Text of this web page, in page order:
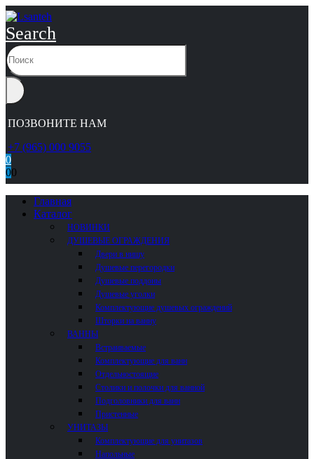
Search
ПОЗВОНИТЕ НАМ
+7 (965) 000 9055
0
00
Главная
Каталог
НОВИНКИ
ДУШЕВЫЕ ОГРАЖДЕНИЯ
Двери в нишу
Душевые перегородки
Душевые поддоны
Душевые уголки
Комплектующие душевых ограждений
Шторки на ванну
ВАННЫ
Встраиваемые
Комплектующие для ванн
Отдельностоящие
Столики и полочки для ванной
Подголовники для ванн
Пристенные
УНИТАЗЫ
Комплектующие для унитазов
Напольные